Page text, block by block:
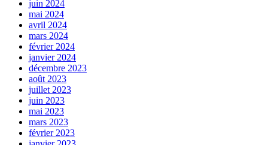
juin 2024
mai 2024
avril 2024
mars 2024
février 2024
janvier 2024
décembre 2023
août 2023
juillet 2023
juin 2023
mai 2023
mars 2023
février 2023